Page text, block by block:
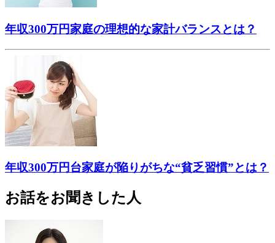
年収300万円家庭の理想的な家計バランスとは？
年収300万円台家庭が陥りがちな“貧乏習慣”とは？
お話をお聞きした人